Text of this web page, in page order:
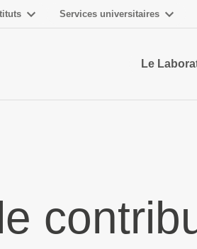
Services universitaires
Le